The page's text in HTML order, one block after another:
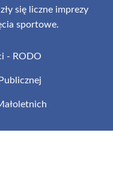
się liczne imprezy
sportowe.
- RODO